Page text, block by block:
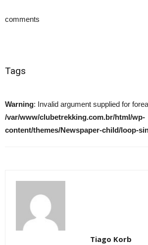
comments
Tags
Warning: Invalid argument supplied for
/var/www/clubetrekking.com.br/html/wp-
content/themes/Newspaper-child/loop-
Tiago Korb